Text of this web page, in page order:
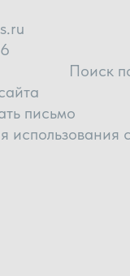
Поиск
письмо
использования